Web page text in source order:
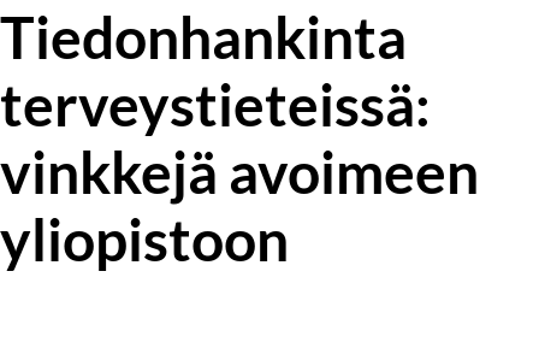
Tiedonhankinta
terveystieteissä:
vinkkejä avoimeen
yliopistoon